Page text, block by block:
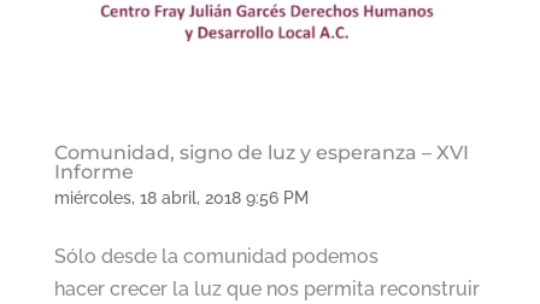
Comunidad, signo de luz y esperanza – XVI
Informe
miércoles, 18 abril, 2018 9:56 PM
Sólo desde la comunidad podemos
hacer crecer la luz que nos permita reconstruir